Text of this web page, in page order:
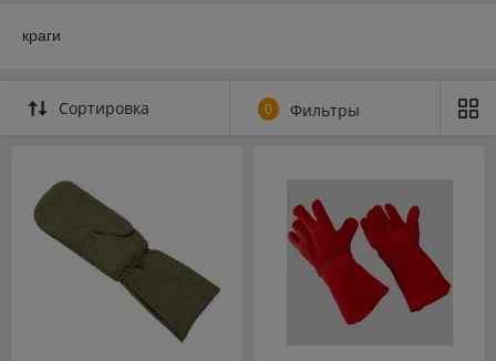
краги
Сортировка 0 Фильтры